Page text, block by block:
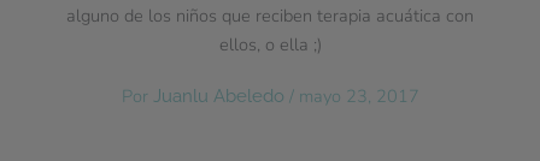
alguno de los niños que reciben terapia acuática con
ellos, o ella ;)
Por Juanlu Abeledo / mayo 23, 2017